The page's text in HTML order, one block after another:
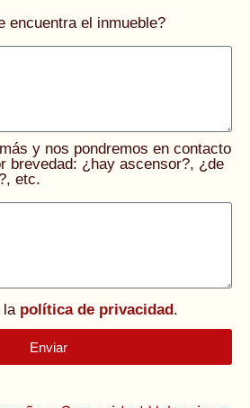
encuentra el inmueble?
y nos pondremos en contacto
brevedad: ¿hay ascensor?, ¿de
etc.
la política de privacidad.
Enviar